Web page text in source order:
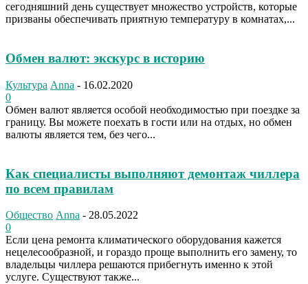
сегодняшний день существует множество устройств, которые
призваны обеспечивать приятную температуру в комнатах,...
Обмен валют: экскурс в историю
Культура Anna - 16.02.2020
0
Обмен валют является особой необходимостью при поездке за
границу. Вы можете поехать в гости или на отдых, но обмен
валюты является тем, без чего...
Как специалисты выполняют демонтаж чиллера
по всем правилам
Общество Anna - 28.05.2022
0
Если цена ремонта климатического оборудования кажется
нецелесообразной, и гораздо проще выполнить его замену, то
владельцы чиллера решаются прибегнуть именно к этой
услуге. Существуют также...